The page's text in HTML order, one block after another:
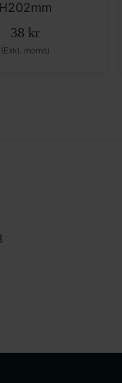
H202mm
38 kr
(Exkl. moms)